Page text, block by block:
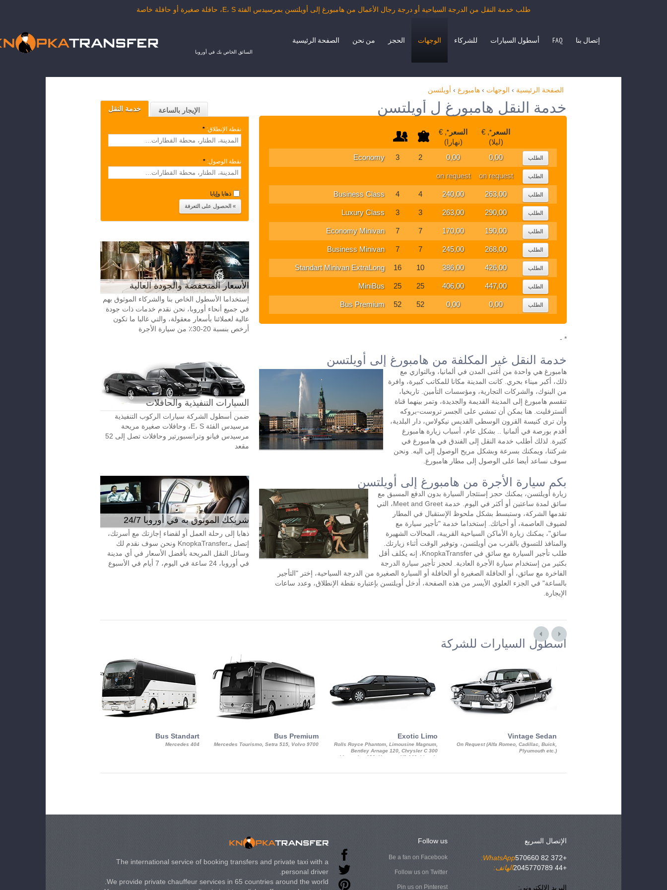
طلب خدمة النقل من الدرجة السياحية أو درجة رجال الأعمال من هامبورغ إلى أويلتسن بمرسيدس الفئة E، S، حافلة صغيرة أو حافلة خاصة
السائق الخاص بك في أوروبا
الصفحة الرئيسية من نحن الحجز الوجهات للشركاء أسطول السيارات FAQ إتصال بنا
الصفحة الرئيسية › الوجهات › هامبورغ › أويلتسن
خدمة النقل الإيجار بالساعة
نقطة الإنطلاق: *
نقطة الوصول: *
ذهابا وإيابا
الأسعار المنخفضة والجودة العالية
إستخداما الأسطول الخاص بنا والشركاء الموثوق بهم
في جميع أنحاء أوروبا، نحن نقدم خدمات ذات جودة
عالية لعملائنا بأسعار معقولة، والتي غالبا ما تكون
أرخص بنسبة 20-30٪ من سيارة الأجرة
السيارات التنفيذية والحافلات
ضمن أسطول الشركة سيارات الركوب التنفيذية
مرسيدس الفئة E، S، وحافلات صغيرة مريحة
مرسيدس فيانو وترانسبورتير وحافلات تصل إلى 52
مقعد
شريكك الموثوق به في أوروبا 24/7
ذهابا إلى رحلة العمل أو لقضاء إجازتك مع أسرتك،
إتصل بـKnopkaTransfer ونحن سوف نقدم لك
وسائل النقل المريحة بأفضل الأسعار في أي مدينة
في أوروبا، 24 ساعة في اليوم، 7 أيام في الأسبوع
خدمة النقل هامبورغ ل أويلتسن
السعر *
, €
(نهارا)
السعر *
, €
(ليلا)
Economy
3 2 0,00 0,00 الطلب
on request on request الطلب
Business Class 4 4 240,00 263,00 الطلب
Luxury Class 3 3 263,00 290,00 الطلب
Economy Minivan 7 7 170,00 190,00 الطلب
Business Minivan 7 7 245,00 268,00 الطلب
Standart Minivan ExtraLong 16 10 386,00 426,00 الطلب
MiniBus 25 25 406,00 447,00 الطلب
Bus Premium 52 52 0,00 0,00 الطلب
* -
خدمة النقل غير المكلفة من هامبورغ إلى أويلتسن
هامبورغ هي واحدة من أغنى المدن في ألمانيا، وبالتوازي مع
ذلك، أكبر ميناء بحري. كانت المدينة مكانا للمكاتب كبيرة، وافرة
من البنوك، والشركات التجارية، ومؤسسات التأمين. تاريخيا،
تنقسم هامبورغ إلى المدينة القديمة والجديدة، وتمر بينهما قناة
ألسترفليت. هنا يمكن أن تمشي على الجسر تروست-بروكه
وأن ترى كنيسة القرون الوسطى القديس نيكولاس، دار البلدية،
أقدم بورصة في ألمانيا .. بشكل عام، أسباب زيارة هامبورغ
كثيرة. لذلك أطلب خدمة النقل إلى الفندق في هامبورغ في
شركتنا، ويمكنك بسرعة وبشكل مريح الوصول إلى اليه. ونحن
سوف نساعد أيضا على الوصول إلى مطار هامبورغ.
بكم سيارة الأجرة من هامبورغ إلى أويلتسن
زيارة أويلتسن، يمكنك حجز إستئجار السيارة بدون الدفع المسبق مع
سائق لمدة ساعتين أو أكثر في اليوم. خدمة Meet and Greet، التي
تقدمها الشركة، وستبسط بشكل ملحوظ الإستقبال في المطار
لضيوف العاصمة، أو أحبائك. إستخداما خدمة "تأجير سيارة مع
سائق"، يمكنك زيارة الأماكن السياحية القريبة، المحالات الشهيرة
والمنافذ للتسوق بالقرب من أويلتسن، وتوفير الوقت أثناء زيارتك.
طلب تأجير السيارة مع سائق في KnopkaTransfer، إنه يكلف أقل
بكثير من إستخدام سيارة الأجرة العادية. لحجز تأجير سيارة الدرجة
الفاخرة مع سائق، أو الحافلة الصغيرة أو الحافلة أو السيارة الصغيرة من الدرجة السياحية، إختر "التأجير
بالساعة" في الجزء العلوي الأيسر من هذه الصفحة، أدخل أويلتسن بإعتباره نقطة الإنطلاق، وعدد ساعات
الإيجارة.
أسطول السيارات للشركة
Bus Standart
Mercedes 404
Bus Premium
Mercedes Tourismo, Setra 515, Volvo 9700
Exotic Limo
Rolls Royce Phantom, Limousine Magnum,
Bentley Arnage 120, Chrysler C 300
Limousine 130, Hummer H3 140, Lincoln
Vintage Sedan
On Request (Alfa Romeo, Cadillac, Buick,
Plyumouth etc.)
The international service of booking transfers and private taxi with a
personal driver.
We provide private chauffeur services in 65 countries around the world.
Follow us
Be a fan on Facebook
Follow us on Twitter
Pin us on Pinterest
الإتصال السريع
WhatsApp:
+372 82 570660
الهاتف:
+44 2045770789
البريد الإلكتروني: